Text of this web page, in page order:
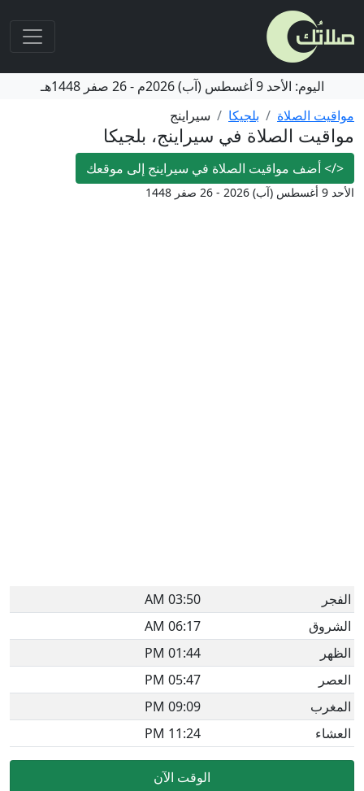
اليوم: الأحد 9 أغسطس (آب) 2026م -26 صفر 1448هـ
مواقيت الصلاة
بلجيكا سيراينج
مواقيت الصلاة في سيراينج، بلجيكا
</>أضف مواقيت الصلاة في سيراينج إلى موقعك
الأحد 9 أغسطس (آب) 2026 - 26 صفر 1448
الفجر
03:50 AM
الشروق
06:17 AM
الظهر
01:44 PM
العصر
05:47 PM
المغرب
09:09 PM
العشاء
11:24 PM
الوقت الآن